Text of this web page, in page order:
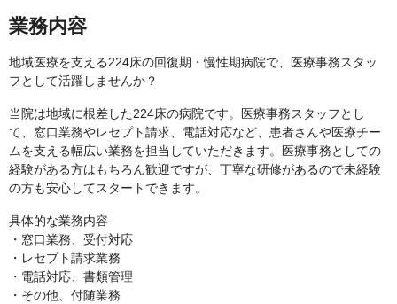
業務内容
地域医療を支える224床の回復期・慢性期病院で、医療事務スタッ
フとして活躍しませんか？
当院は地域に根差した224床の病院です。医療事務スタッフとし
て、窓口業務やレセプト請求、電話対応など、患者さんや医療チー
ムを支える幅広い業務を担当していただきます。医療事務としての
経験がある方はもちろん歓迎ですが、丁寧な研修があるので未経験
の方も安心してスタートできます。
具体的な業務内容
・窓口業務、受付対応
・レセプト請求業務
・電話対応、書類管理
・その他、付随業務